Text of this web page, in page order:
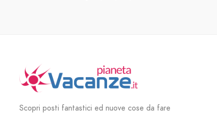
Scopri posti fantastici ed nuove cose da fare